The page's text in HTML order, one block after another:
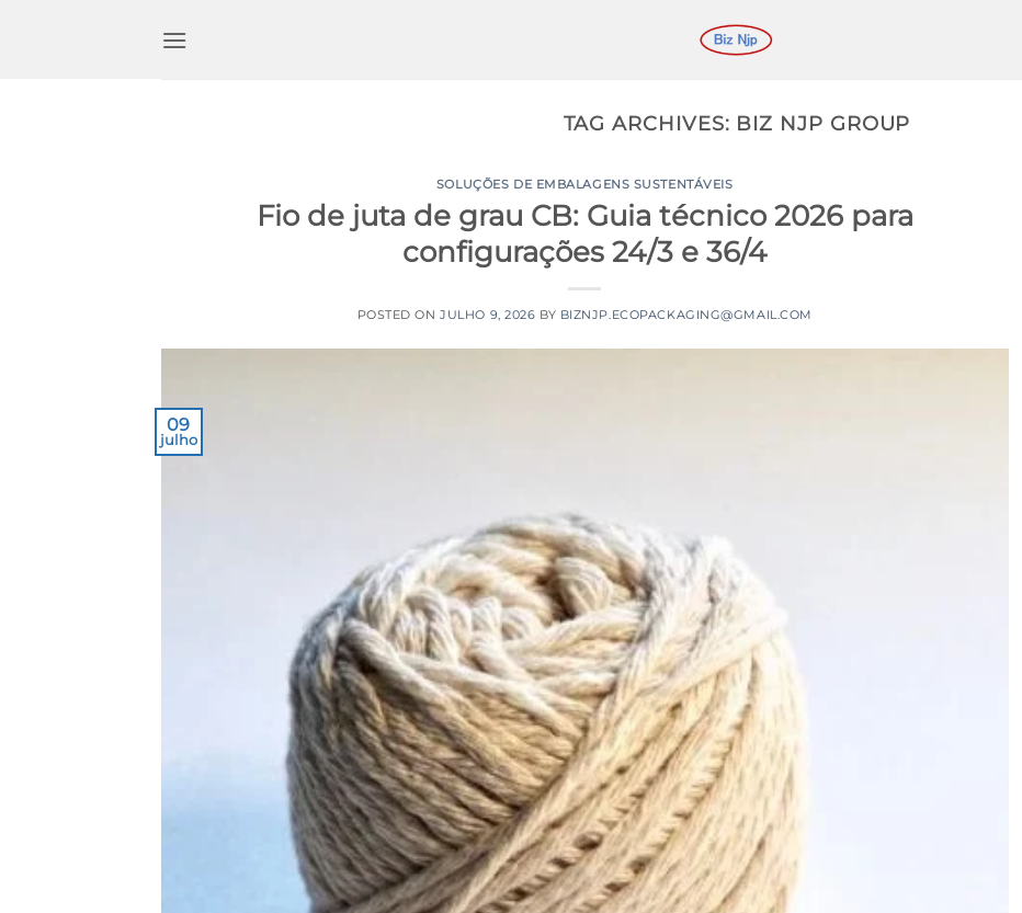
TAG ARCHIVES: BIZ NJP GROUP
SOLUÇÕES DE EMBALAGENS SUSTENTÁVEIS
Fio de juta de grau CB: Guia técnico 2026 para
configurações 24/3 e 36/4
POSTED ONJULHO 9, 2026 BY BIZNJP.ECOPACKAGING@GMAIL.COM
09
julho